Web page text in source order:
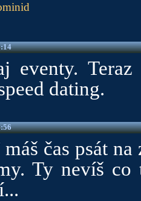
eventy.
dating.
čas psát
Ty nevíš co